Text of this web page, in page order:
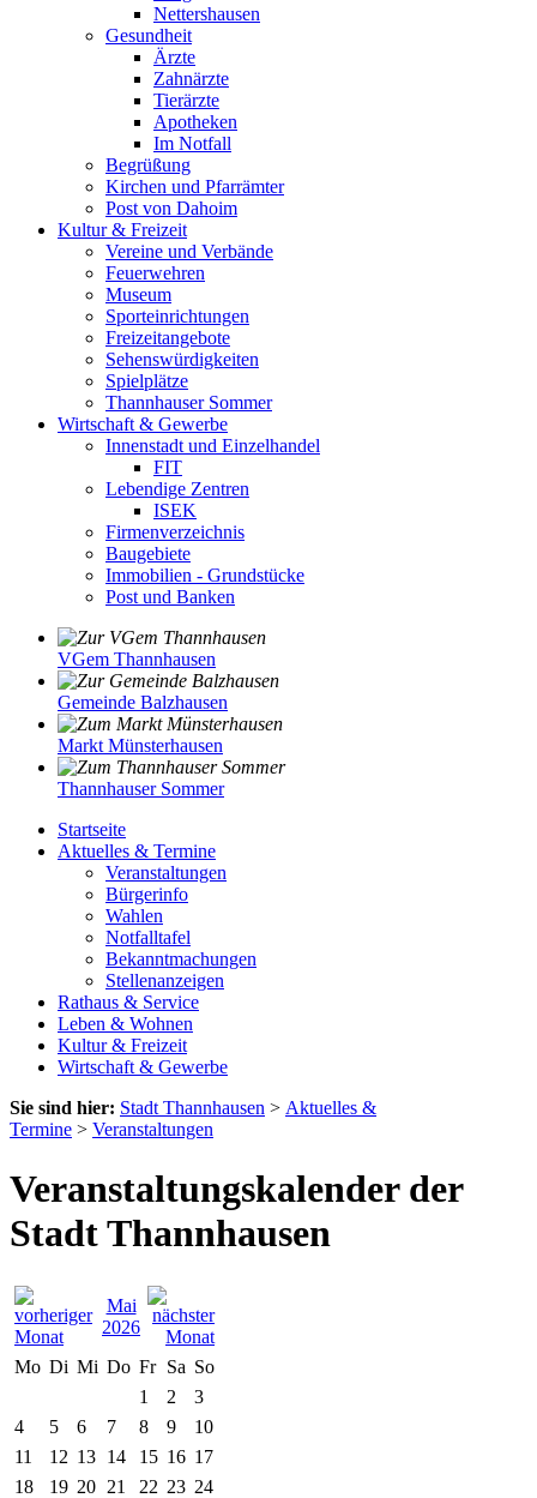
Nettershausen
Gesundheit
Ärzte
Zahnärzte
Tierärzte
Apotheken
Im Notfall
Begrüßung
Kirchen und Pfarrämter
Post von Dahoim
Kultur & Freizeit
Vereine und Verbände
Feuerwehren
Museum
Sporteinrichtungen
Freizeitangebote
Sehenswürdigkeiten
Spielplätze
Thannhauser Sommer
Wirtschaft & Gewerbe
Innenstadt und Einzelhandel
FIT
Lebendige Zentren
ISEK
Firmenverzeichnis
Baugebiete
Immobilien - Grundstücke
Post und Banken
VGem Thannhausen
Gemeinde Balzhausen
Markt Münsterhausen
Thannhauser Sommer
Startseite
Aktuelles & Termine
Veranstaltungen
Bürgerinfo
Wahlen
Notfalltafel
Bekanntmachungen
Stellenanzeigen
Rathaus & Service
Leben & Wohnen
Kultur & Freizeit
Wirtschaft & Gewerbe
Sie sind hier: Stadt Thannhausen > Aktuelles &
Termine > Veranstaltungen
Veranstaltungskalender der
Stadt Thannhausen
Mai
2026
Mo Di Mi Do Fr Sa So
1
2
3
4
5 6 7 8 9
10
11
12 13 14 15 16 17
18
19 20 21 22 23 24